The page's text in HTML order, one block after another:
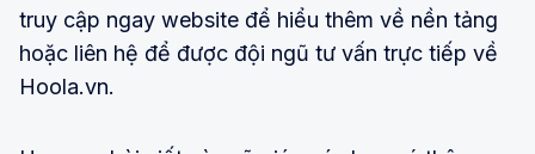
truy cập ngay website để hiểu thêm về nền tảng
hoặc liên hệ để được đội ngũ tư vấn trực tiếp về
Hoola.vn.